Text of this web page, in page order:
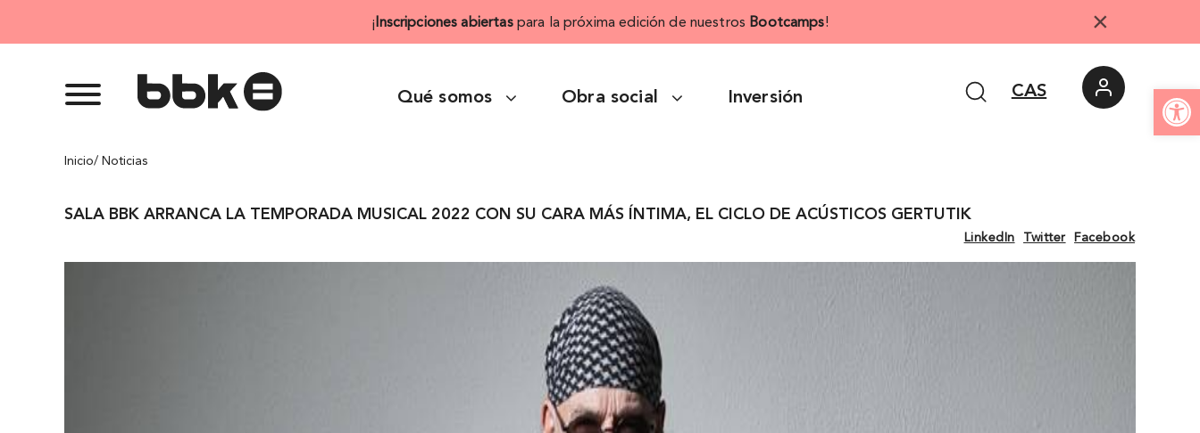
Abrir
¡ Inscripciones abiertaspara la próxima edición de nuestros Bootcamps! ×
Qué somos Obra social Inversión CAS
Inicio/ Noticias
SALA BBK ARRANCA LA TEMPORADA MUSICAL 2022 CON SU CARA MÁS ÍNTIMA, EL CICLO DE ACÚSTICOS GERTUTIK
LinkedIn Twitter Facebook